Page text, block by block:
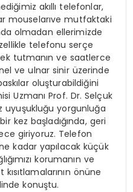
akıllı telefonlar,
mouselarıve mutfaktaki
olmadan ellerimizde
telefonu serçe
tutmanın ve saatlerce
veulnar sinir üzerinde
oluşturabildiğini
Uzmanı Prof. Dr. Selçuk
uyuşukluğu yorgunluğa
kez başladığında, geri
giriyoruz. Telefon
kadar yapılacak küçük
korumanın ve
önüne
konuştu.